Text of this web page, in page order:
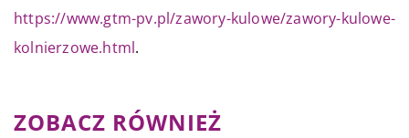
https://www.gtm-pv.pl/zawory-kulowe/zawory-kulowe-
kolnierzowe.html.
ZOBACZ RÓWNIEŻ